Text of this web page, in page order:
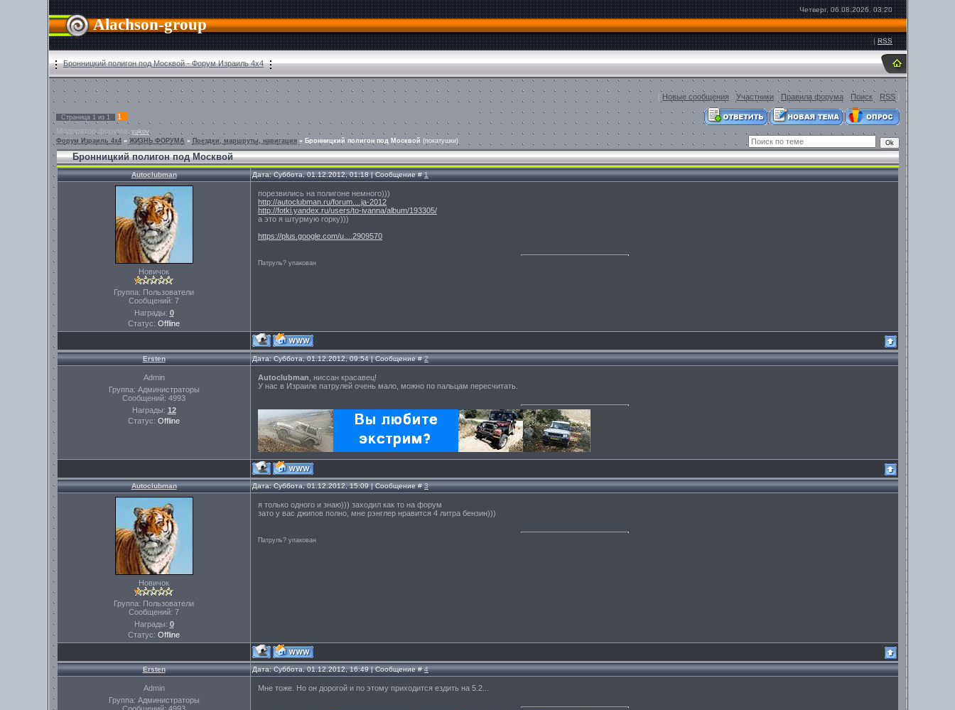
Alachson-group
Четверг, 06.08.2026, 03:20
|RSS
Бронницкий полигон под Москвой - Форум Израиль 4х4
[ Новые сообщения Участники Правила форума Поиск RSS ]
Страница 1 из 1
1
Модератор форума: yakov
Форум Израиль 4х4 » ЖИЗНЬ ФОРУМА » Поездки, маршруты, навигация » Бронницкий полигон под Москвой (покатушки)
Бронницкий полигон под Москвой
Autoclubman Дата: Суббота, 01.12.2012, 01:18 | Сообщение #1
Новичок
Группа: Пользователи
Сообщений: 7
Награды: 0
Статус: Offline
порезвились на полигоне немного)))
http://autoclubman.ru/forum....ja-2012
http://fotki.yandex.ru/users/to-ivanna/album/193305/
а это я штурмую горку)))
https://plus.google.com/u....2909570
Патруль? упакован
Ersten Дата: Суббота, 01.12.2012, 09:54 | Сообщение #2
Admin
Группа: Администраторы
Сообщений: 4993
Награды: 12
Статус: Offline
Autoclubman , ниссан красавец!
У нас в Израиле патрулей очень мало, можно по пальцам пересчитать.
Autoclubman Дата: Суббота, 01.12.2012, 15:09 | Сообщение #3
Новичок
Группа: Пользователи
Сообщений: 7
Награды: 0
Статус: Offline
я только одного и знаю))) заходил как то на форум
зато у вас джипов полно, мне рэнглер нравится 4 литра бензин)))
Патруль? упакован
Ersten Дата: Суббота, 01.12.2012, 16:49 | Сообщение #4
Admin
Группа: Администраторы
Мне тоже. Но он дорогой и по этому приходится ездить на 5.2...